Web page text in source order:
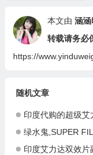
本文由 涵涵
转载请务必
https://
随机文章
印度代购的超级艾
绿水鬼,SUPER
印度艾力达双效